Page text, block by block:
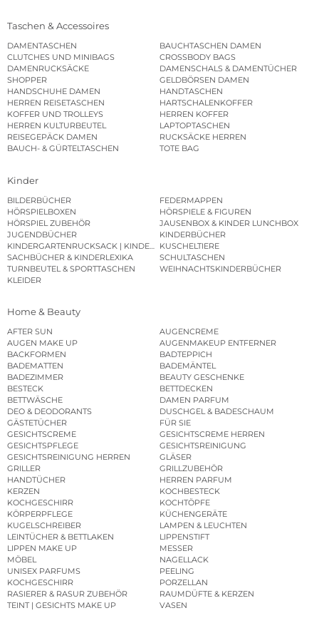
Taschen & Accessoires
DAMENTASCHEN
BAUCHTASCHEN DAMEN
CLUTCHES UND MINIBAGS
CROSSBODY BAGS
DAMENRUCKSÄCKE
DAMENSCHALS & DAMENTÜCHER
SHOPPER
GELDBÖRSEN DAMEN
HANDSCHUHE DAMEN
HANDTASCHEN
HERREN REISETASCHEN
HARTSCHALENKOFFER
KOFFER UND TROLLEYS
HERREN KOFFER
HERREN KULTURBEUTEL
LAPTOPTASCHEN
REISEGEPÄCK DAMEN
RUCKSÄCKE HERREN
BAUCH- & GÜRTELTASCHEN
TOTE BAG
Kinder
BILDERBÜCHER
FEDERMAPPEN
HÖRSPIELBOXEN
HÖRSPIELE & FIGUREN
HÖRSPIEL ZUBEHÖR
JAUSENBOX & KINDER LUNCHBOX
JUGENDBÜCHER
KINDERBÜCHER
KINDERGARTENRUCKSACK | KINDERGARTENBEUTEL
KUSCHELTIERE
SACHBÜCHER & KINDERLEXIKA
SCHULTASCHEN
TURNBEUTEL & SPORTTASCHEN
WEIHNACHTSKINDERBÜCHER
KLEIDER
Home & Beauty
AFTER SUN
AUGENCREME
AUGEN MAKE UP
AUGENMAKEUP ENTFERNER
BACKFORMEN
BADTEPPICH
BADEMATTEN
BADEMÄNTEL
BADEZIMMER
BEAUTY GESCHENKE
BESTECK
BETTDECKEN
BETTWÄSCHE
DAMEN PARFUM
DEO & DEODORANTS
DUSCHGEL & BADESCHAUM
GÄSTETÜCHER
FÜR SIE
GESICHTSCREME
GESICHTSCREME HERREN
GESICHTSPFLEGE
GESICHTSREINIGUNG
GESICHTSREINIGUNG HERREN
GLÄSER
GRILLER
GRILLZUBEHÖR
HANDTÜCHER
HERREN PARFUM
KERZEN
KOCHBESTECK
KOCHGESCHIRR
KOCHTÖPFE
KÖRPERPFLEGE
KÜCHENGERÄTE
KUGELSCHREIBER
LAMPEN & LEUCHTEN
LEINTÜCHER & BETTLAKEN
LIPPENSTIFT
LIPPEN MAKE UP
MESSER
MÖBEL
NAGELLACK
UNISEX PARFUMS
PEELING
KOCHGESCHIRR
PORZELLAN
RASIERER & RASUR ZUBEHÖR
RAUMDÜFTE & KERZEN
TEINT | GESICHTS MAKE UP
VASEN